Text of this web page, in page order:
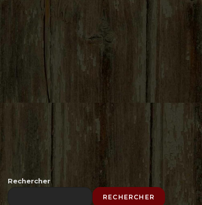
Rechercher
RECHERCHER